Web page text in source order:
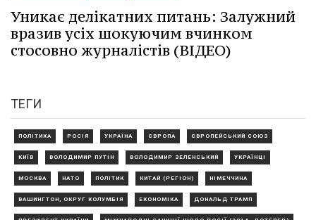
Уникає делікатних питань: Залужний
вразив усіх шокуючим вчинком
стосовно журналістів (ВІДЕО)
ТЕГИ
ПОЛІТИКА РОСІЯ УКРАЇНА ЄВРОПА ЄВРОПЕЙСЬКИЙ СОЮЗ
КИЇВ ВОЛОДИМИР ПУТІН ВОЛОДИМИР ЗЕЛЕНСЬКИЙ УКРАЇНЦІ
МОСКВА НАТО ПОЛІТИК КИТАЙ (РЕГІОН) НІМЕЧЧИНА
ВАШИНГТОН, ОКРУГ КОЛУМБІЯ ЕКОНОМІКА ДОНАЛЬД ТРАМП